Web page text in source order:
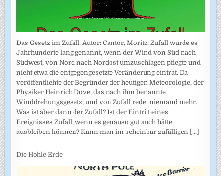
Das Gesetz im Zufall. Autor: Cantor, Moritz. Zufall wurde es
Jahrhunderte lang genannt, wenn der Wind von Süd nach
Südwest, von Nord nach Nordost umzuschlagen pflegte und
nicht etwa die entgegengesetzte Veränderung eintrat. Da
veröffentlichte der Begründer der heutigen Meteorologie, der
Physiker Heinrich Dove, das nach ihm benannte
Winddrehungsgesetz, und von Zufall redet niemand mehr.
Was ist aber dann der Zufall? Ist der Eintritt eines
Ereignisses Zufall, wenn es genauso gut auch hätte
ausbleiben können? Kann man im scheinbar zufälligen [...]
Die Hohle Erde